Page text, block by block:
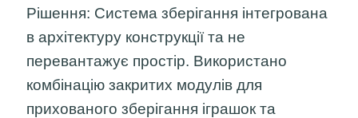
Рішення: Система зберігання інтегрована
в архітектуру конструкції та не
перевантажує простір. Використано
комбінацію закритих модулів для
прихованого зберігання іграшок та